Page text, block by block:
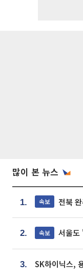
많이 본 뉴스
1. 속보 전북
2. 속보 서울
3.